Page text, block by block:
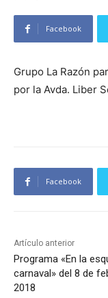
Facebook
Grupo La Razón
por la Avda. Liber
Facebook
Artículo anterior
Programa «En la
carnaval» del 8 de
2018